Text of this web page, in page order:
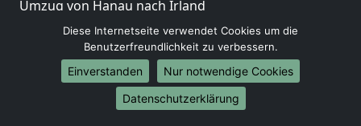
Umzug von Hanau nach Irland
Umzug von Hanau nach Lettland
Umzug von Hanau nach Zypern
Umzug von Hanau nach Kroatien
Umzug von Hanau nach Estland
Umzug von Hanau nach Finnland
Diese Internetseite verwendet Cookies um die
Benutzerfreundlichkeit zu verbessern.
Einverstanden
Nur notwendige Cookies
Datenschutzerklärung